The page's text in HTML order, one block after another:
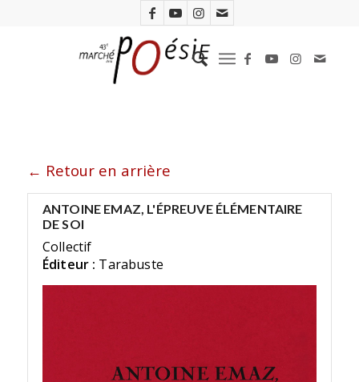
← Retour en arrière
ANTOINE EMAZ, L'ÉPREUVE ÉLÉMENTAIRE
DE SOI
Collectif
Éditeur : Tarabuste